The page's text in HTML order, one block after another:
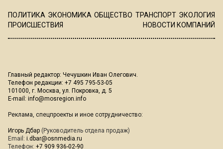
ПОЛИТИКА ЭКОНОМИКА ОБЩЕСТВО ТРАНСПОРТ ЭКОЛОГИЯ
ПРОИСШЕСТВИЯ
НОВОСТИ КОМПАНИЙ
Главный редактор: Чечушкин Иван Олегович.
Телефон редакции: +7 495 795-53-05
101000, г. Москва, ул. Покровка, д. 5
E-mail: info@mosregion.info
Реклама, спецпроекты и иное сотрудничество:
Игорь Дбар (Руководитель отдела продаж)
Email: i.dbar@osnmedia.ru
Телефон: +7 909 936-02-90